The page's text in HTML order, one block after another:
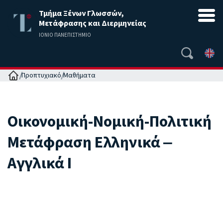
Τμήμα Ξένων Γλωσσών,
Μετάφρασης και Διερμηνείας
ΙΟΝΙΟ ΠΑΝΕΠΙΣΤΗΜΙΟ
Αρχική
Προπτυχιακό Μαθήματα
Οικονομική-Νομική-Πολιτική
Μετάφραση Ελληνικά ‒
Αγγλικά Ι